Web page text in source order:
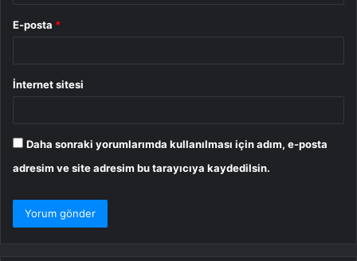
E-posta *
İnternet sitesi
Daha sonraki yorumlarımda kullanılması için adım, e-posta
adresim ve site adresim bu tarayıcıya kaydedilsin.